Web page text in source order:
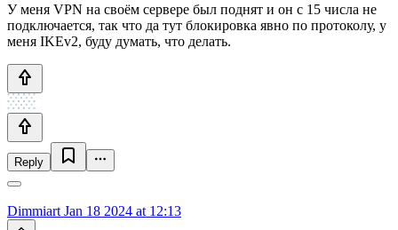
У меня VPN на своём сервере был поднят и он с 15 числа не
подключается, так что да тут блокировка явно по протоколу, у
меня IKEv2, буду думать, что делать.
Reply
Dimmiart Jan 18 2024 at 12:13